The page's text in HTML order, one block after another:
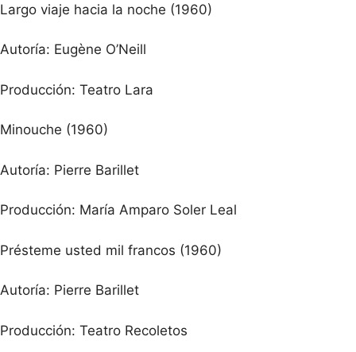
Largo viaje hacia la noche (1960)
Autoría: Eugène O’Neill
Producción: Teatro Lara
Minouche (1960)
Autoría: Pierre Barillet
Producción: María Amparo Soler Leal
Présteme usted mil francos (1960)
Autoría: Pierre Barillet
Producción: Teatro Recoletos